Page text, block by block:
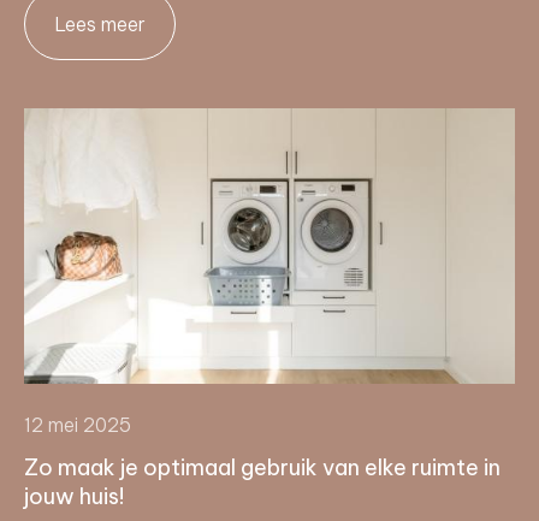
Lees meer
12 mei 2025
Zo maak je optimaal gebruik van elke ruimte in
jouw huis!